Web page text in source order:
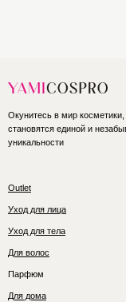
Outlet
Окунитесь в мир косметики,
становятся единой и
уникальности
Уход для лица
Уход для тела
Для волос
Парфюм
Для дома